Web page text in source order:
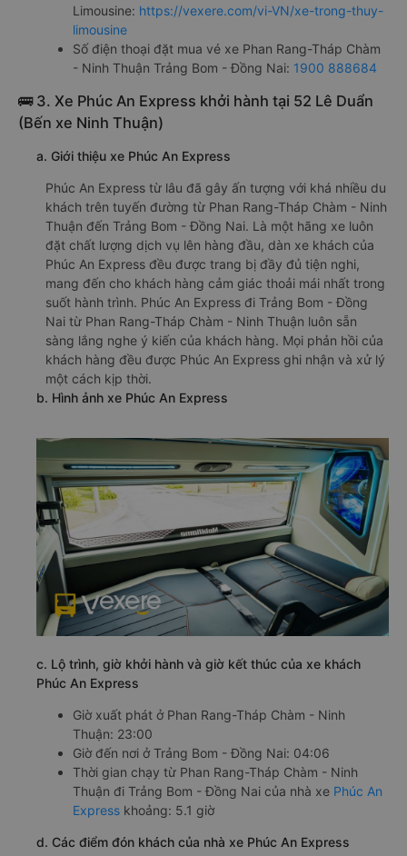
Limousine: https://vexere.com/vi-VN/xe-trong-thuy-
limousine
Số điện thoại đặt mua vé xe Phan Rang-Tháp Chàm
- Ninh Thuận Trảng Bom - Đồng Nai: 1900 888684
🚌 3. Xe Phúc An Express khởi hành tại 52 Lê Duẩn
(Bến xe Ninh Thuận)
a. Giới thiệu xe Phúc An Express
Phúc An Express từ lâu đã gây ấn tượng với khá nhiều du
khách trên tuyến đường từ Phan Rang-Tháp Chàm - Ninh
Thuận đến Trảng Bom - Đồng Nai. Là một hãng xe luôn
đặt chất lượng dịch vụ lên hàng đầu, dàn xe khách của
Phúc An Express đều được trang bị đầy đủ tiện nghi,
mang đến cho khách hàng cảm giác thoải mái nhất trong
suốt hành trình. Phúc An Express đi Trảng Bom - Đồng
Nai từ Phan Rang-Tháp Chàm - Ninh Thuận luôn sẵn
sàng lắng nghe ý kiến của khách hàng. Mọi phản hồi của
khách hàng đều được Phúc An Express ghi nhận và xử lý
một cách kịp thời.
b. Hình ảnh xe Phúc An Express
c. Lộ trình, giờ khởi hành và giờ kết thúc của xe khách
Phúc An Express
Giờ xuất phát ở Phan Rang-Tháp Chàm - Ninh
Thuận: 23:00
Giờ đến nơi ở Trảng Bom - Đồng Nai: 04:06
Thời gian chạy từ Phan Rang-Tháp Chàm - Ninh
Thuận đi Trảng Bom - Đồng Nai của nhà xe Phúc An
Express khoảng: 5.1 giờ
d. Các điểm đón khách của nhà xe Phúc An Express